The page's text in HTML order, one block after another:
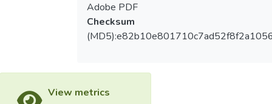
Adobe PDF
Checksum
View metrics